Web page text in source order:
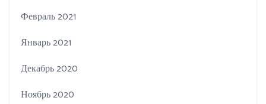
Февраль 2021
Январь 2021
Декабрь 2020
Ноябрь 2020